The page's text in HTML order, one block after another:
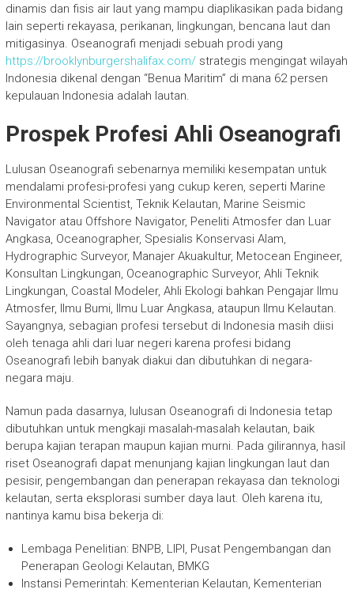
dinamis dan fisis air laut yang mampu diaplikasikan pada bidang
lain seperti rekayasa, perikanan, lingkungan, bencana laut dan
mitigasinya. Oseanografi menjadi sebuah prodi yang
https://brooklynburgershalifax.com/strategis mengingat wilayah
Indonesia dikenal dengan “Benua Maritim” di mana 62 persen
kepulauan Indonesia adalah lautan.
Prospek Profesi Ahli Oseanografi
Lulusan Oseanografi sebenarnya memiliki kesempatan untuk
mendalami profesi-profesi yang cukup keren, seperti Marine
Environmental Scientist, Teknik Kelautan, Marine Seismic
Navigator atau Offshore Navigator, Peneliti Atmosfer dan Luar
Angkasa, Oceanographer, Spesialis Konservasi Alam,
Hydrographic Surveyor, Manajer Akuakultur, Metocean Engineer,
Konsultan Lingkungan, Oceanographic Surveyor, Ahli Teknik
Lingkungan, Coastal Modeler, Ahli Ekologi bahkan Pengajar Ilmu
Atmosfer, Ilmu Bumi, Ilmu Luar Angkasa, ataupun Ilmu Kelautan.
Sayangnya, sebagian profesi tersebut di Indonesia masih diisi
oleh tenaga ahli dari luar negeri karena profesi bidang
Oseanografi lebih banyak diakui dan dibutuhkan di negara-
negara maju.
Namun pada dasarnya, lulusan Oseanografi di Indonesia tetap
dibutuhkan untuk mengkaji masalah-masalah kelautan, baik
berupa kajian terapan maupun kajian murni. Pada gilirannya, hasil
riset Oseanografi dapat menunjang kajian lingkungan laut dan
pesisir, pengembangan dan penerapan rekayasa dan teknologi
kelautan, serta eksplorasi sumber daya laut. Oleh karena itu,
nantinya kamu bisa bekerja di:
Lembaga Penelitian: BNPB, LIPI, Pusat Pengembangan dan
Penerapan Geologi Kelautan, BMKG
Instansi Pemerintah: Kementerian Kelautan, Kementerian